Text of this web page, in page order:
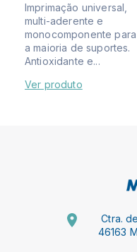
Imprimação universal,
multi-aderente e
monocomponente para
a maioria de suportes.
Antioxidante e...
Ver produto
Ctra.
46163